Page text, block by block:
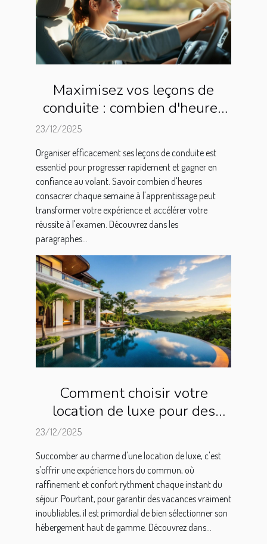
Maximisez vos leçons de
conduite : combien d'heures
23/12/2025
Organiser efficacement ses leçons de conduite est
essentiel pour progresser rapidement et gagner en
confiance au volant. Savoir combien d'heures
consacrer chaque semaine à l'apprentissage peut
transformer votre expérience et accélérer votre
réussite à l'examen. Découvrez dans les
paragraphes...
Comment choisir votre
location de luxe pour des
vacances inoubliables ?
23/12/2025
Succomber au charme d'une location de luxe, c'est
s'offrir une expérience hors du commun, où
raffinement et confort rythment chaque instant du
séjour. Pourtant, pour garantir des vacances vraiment
inoubliables, il est primordial de bien sélectionner son
hébergement haut de gamme. Découvrez dans...